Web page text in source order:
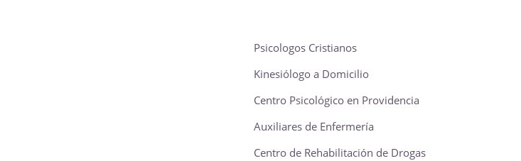
Psicologos Cristianos
Kinesiólogo a Domicilio
Centro Psicológico en Providencia
Auxiliares de Enfermería
Centro de Rehabilitación de Drogas